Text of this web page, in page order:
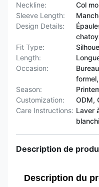
Neckline:
Col
Sleeve Length:
Design Details:
Fit Type:
Length:
Occasion:
Season:
Customization:
ODM,
Care Instructions: Laver
Description de
Description du